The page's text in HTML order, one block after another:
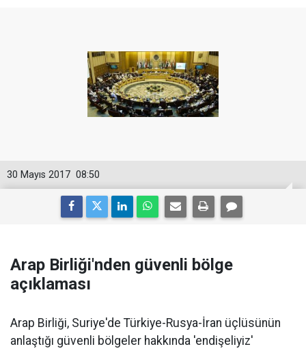
08:50
30 Mayıs 2017
Arap Birliği'nden güvenli bölge
açıklaması
Arap Birliği, Suriye'de Türkiye-Rusya-İran üçlüsünün
anlaştığı güvenli bölgeler hakkında 'endişeliyiz'